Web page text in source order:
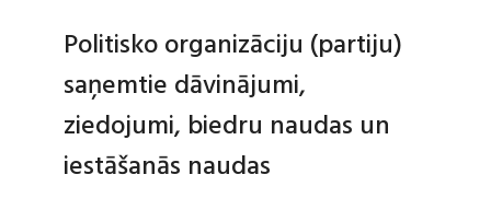
Politisko organizāciju (partiju)
saņemtie dāvinājumi,
ziedojumi, biedru naudas un
iestāšanās naudas